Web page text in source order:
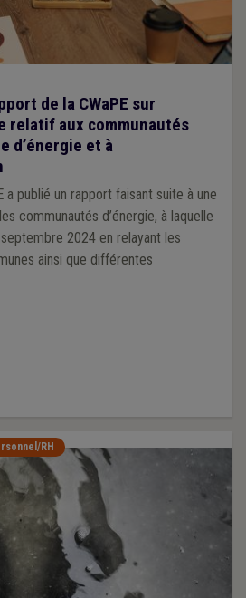
de la CWaPE sur
relatif aux communautés
d’énergie et à
a publié un rapport faisant suite à une
communautés d’énergie, à laquelle
2024 en relayant les
ainsi que différentes
RH